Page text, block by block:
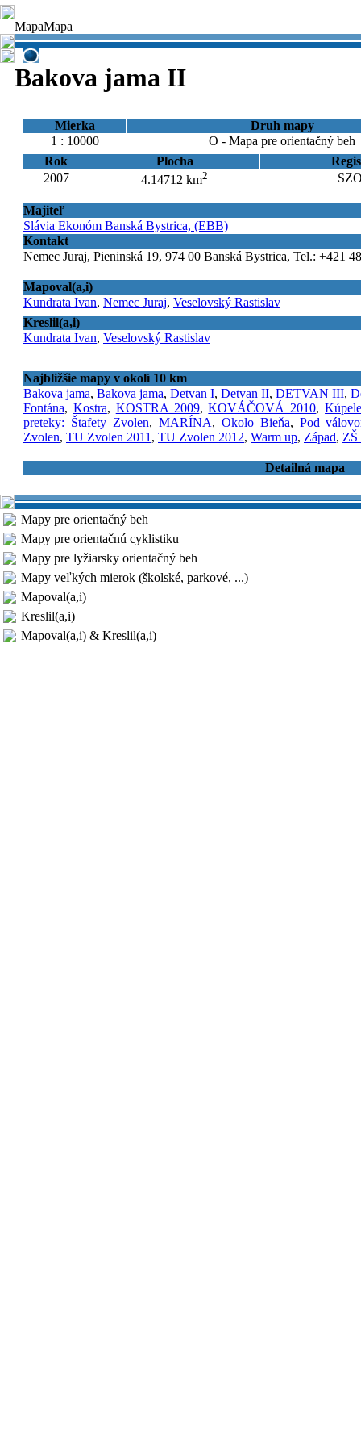
MapaMapa
Bakova jama II
Mierka
Druh mapy
1 : 10000
O - Mapa pre orientačný beh
Rok
Plocha
2007
4.14712 km2
Majiteľ
Slávia Ekonóm Banská Bystrica, (EBB)
Kontakt
Nemec Juraj, Pieninská 19, 974 00 Banská Bystrica, Tel.: +421
Mapoval(a,i)
Kundrata Ivan, Nemec Juraj, Veselovský Rastislav
Kreslil(a,i)
Kundrata Ivan, Veselovský Rastislav
Najbližšie mapy v okolí 10 km
Bakova jama, Bakova jama, Detvan I, Detvan II, DETVAN III,
Fontána, Kostra, KOSTRA 2009,KOVÁČOVÁ 2010,
preteky: Štafety Zvolen, MARÍNA, Okolo Bieňa, Pod
Zvolen, TU Zvolen 2011, TU Zvolen 2012, Warm up, Západ, ZŠ
Detailná mapa
Mapy pre orientačný beh
Mapy pre orientačnú cyklistiku
Mapy pre lyžiarsky orientačný beh
Mapy veľkých mierok (školské, parkové, ...)
Mapoval(a,i)
Kreslil(a,i)
Mapoval(a,i) & Kreslil(a,i)